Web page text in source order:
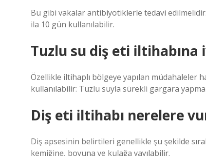
Bu gibi vakalar antibiyotiklerle tedavi
ila 10 gün kullanılabilir.
Tuzlu su diş eti iltihabına
Özellikle iltihaplı bölgeye yapılan müdahaleler
kullanılabilir: Tuzlu suyla sürekli gargara
Diş eti iltihabı nerelere
Diş apsesinin belirtileri genellikle şu şekilde
kemiğine, boyuna ve kulağa yayılabilir.